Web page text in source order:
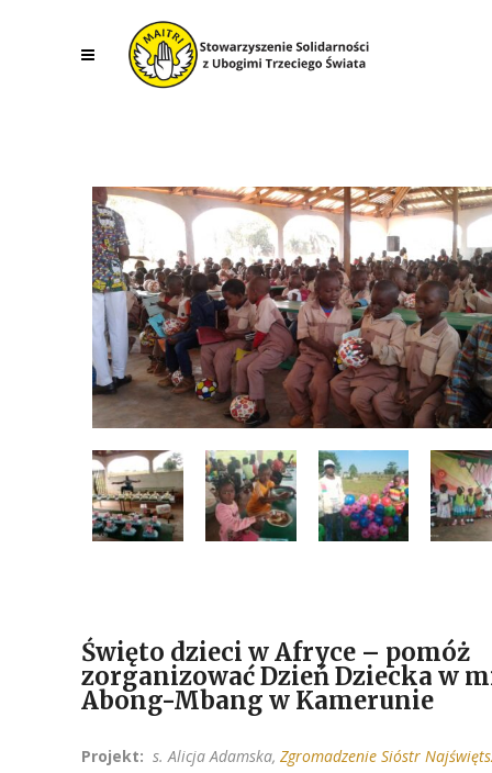
Święto dzieci w Afryce – pomóż
zorganizować Dzień Dziecka w
Abong-Mbang w Kamerunie
Projekt: s. Alicja Adamska, Zgromadzenie Sióstr